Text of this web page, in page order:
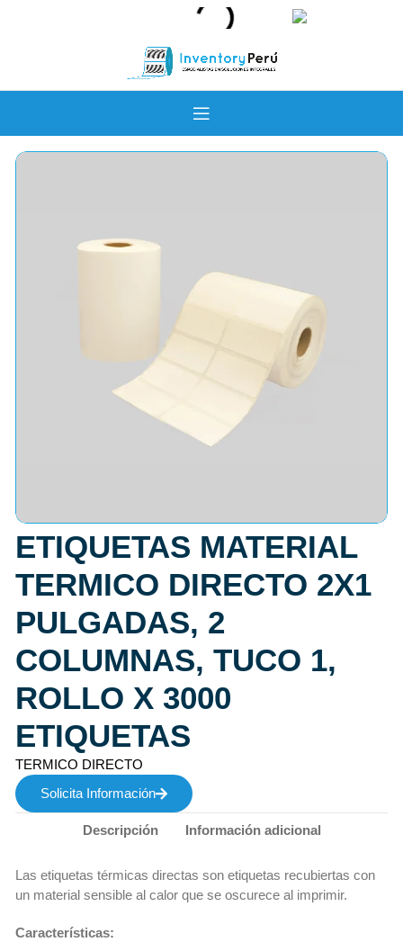
ETIQUETAS MATERIAL
TERMICO DIRECTO 2X1
PULGADAS, 2
COLUMNAS, TUCO 1,
ROLLO X 3000
ETIQUETAS
TERMICO DIRECTO
Solicita Información
Descripción Información adicional
Las etiquetas térmicas directas son etiquetas recubiertas con
un material sensible al calor que se oscurece al imprimir.
Características: